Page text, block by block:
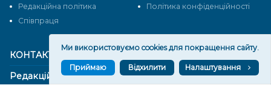
КОНТАКТИ
Редакційний відділ:
Редакційна політика
Політика конфіденційності
Cпівпраця
Ми використовуємо cookies для покращення сайту.
Приймаю Відхилити Налаштування